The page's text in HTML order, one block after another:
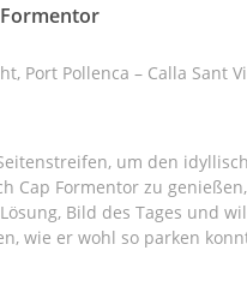
Formentor
Port Pollenca – Calla Sant
um den
Cap Formentor zu
Bild des Tages und
wie er wohl so parken